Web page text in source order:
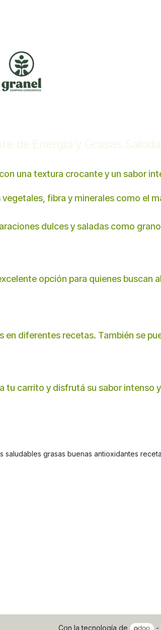
una textura crocante y un sabor
fibra y minerales como el
dulces y saladas como
opción para quienes buscan
diferentes recetas. También se
tu carrito y disfrutá su sabor intenso
grasas buenas antioxidantes
Con la tecnología de -